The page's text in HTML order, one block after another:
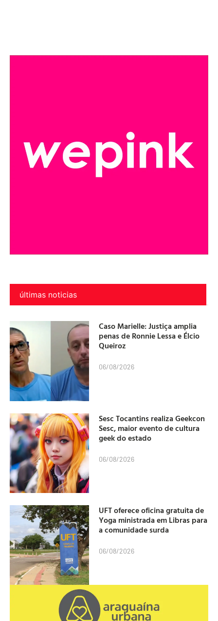
últimas noticias
Caso Marielle: Justiça amplia
penas de Ronnie Lessa e Élcio
Queiroz
06/08/2026
Sesc Tocantins realiza Geekcon
Sesc, maior evento de cultura
geek do estado
06/08/2026
UFT oferece oficina gratuita de
Yoga ministrada em Libras para
a comunidade surda
06/08/2026